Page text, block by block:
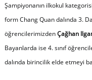
Şampiyonanın ilkokul
form Chang Quan dalında 3.
öğrencilerimizdenÇağhan
Bayanlarda ise 4. sınıf
dalında birincilik elde etmeyi